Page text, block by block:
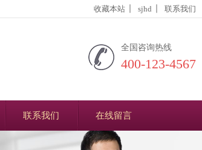
收藏本站 sjhd 联系我们
全国咨询热线
400-123-4567
联系我们 在线留言